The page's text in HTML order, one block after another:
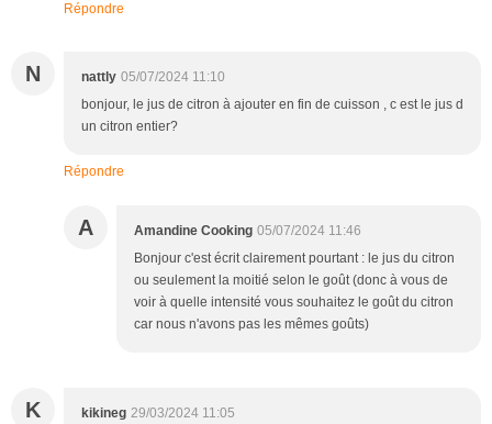
Répondre
N nattly 05/07/2024 11:10
bonjour, le jus de citron à ajouter en fin de cuisson , c est le jus d
un citron entier?
Répondre
A Amandine Cooking 05/07/2024 11:46
Bonjour c'est écrit clairement pourtant : le jus du citron
ou seulement la moitié selon le goût (donc à vous de
voir à quelle intensité vous souhaitez le goût du citron
car nous n'avons pas les mêmes goûts)
K kikineg 29/03/2024 11:05